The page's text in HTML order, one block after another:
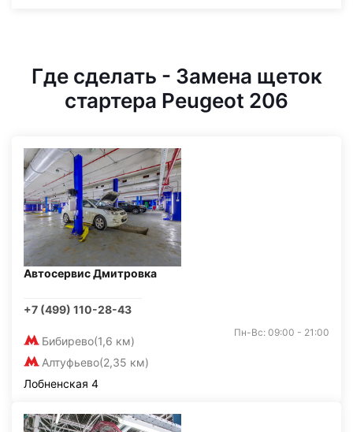
Где сделать - Замена щеток
стартера Peugeot 206
Автосервис Дмитровка
+7 (499) 110-28-43
Бибирево(1,6 км)
Алтуфьево(2,35 км)
Пн-Вс: 09:00 - 21:00
Лобненская 4